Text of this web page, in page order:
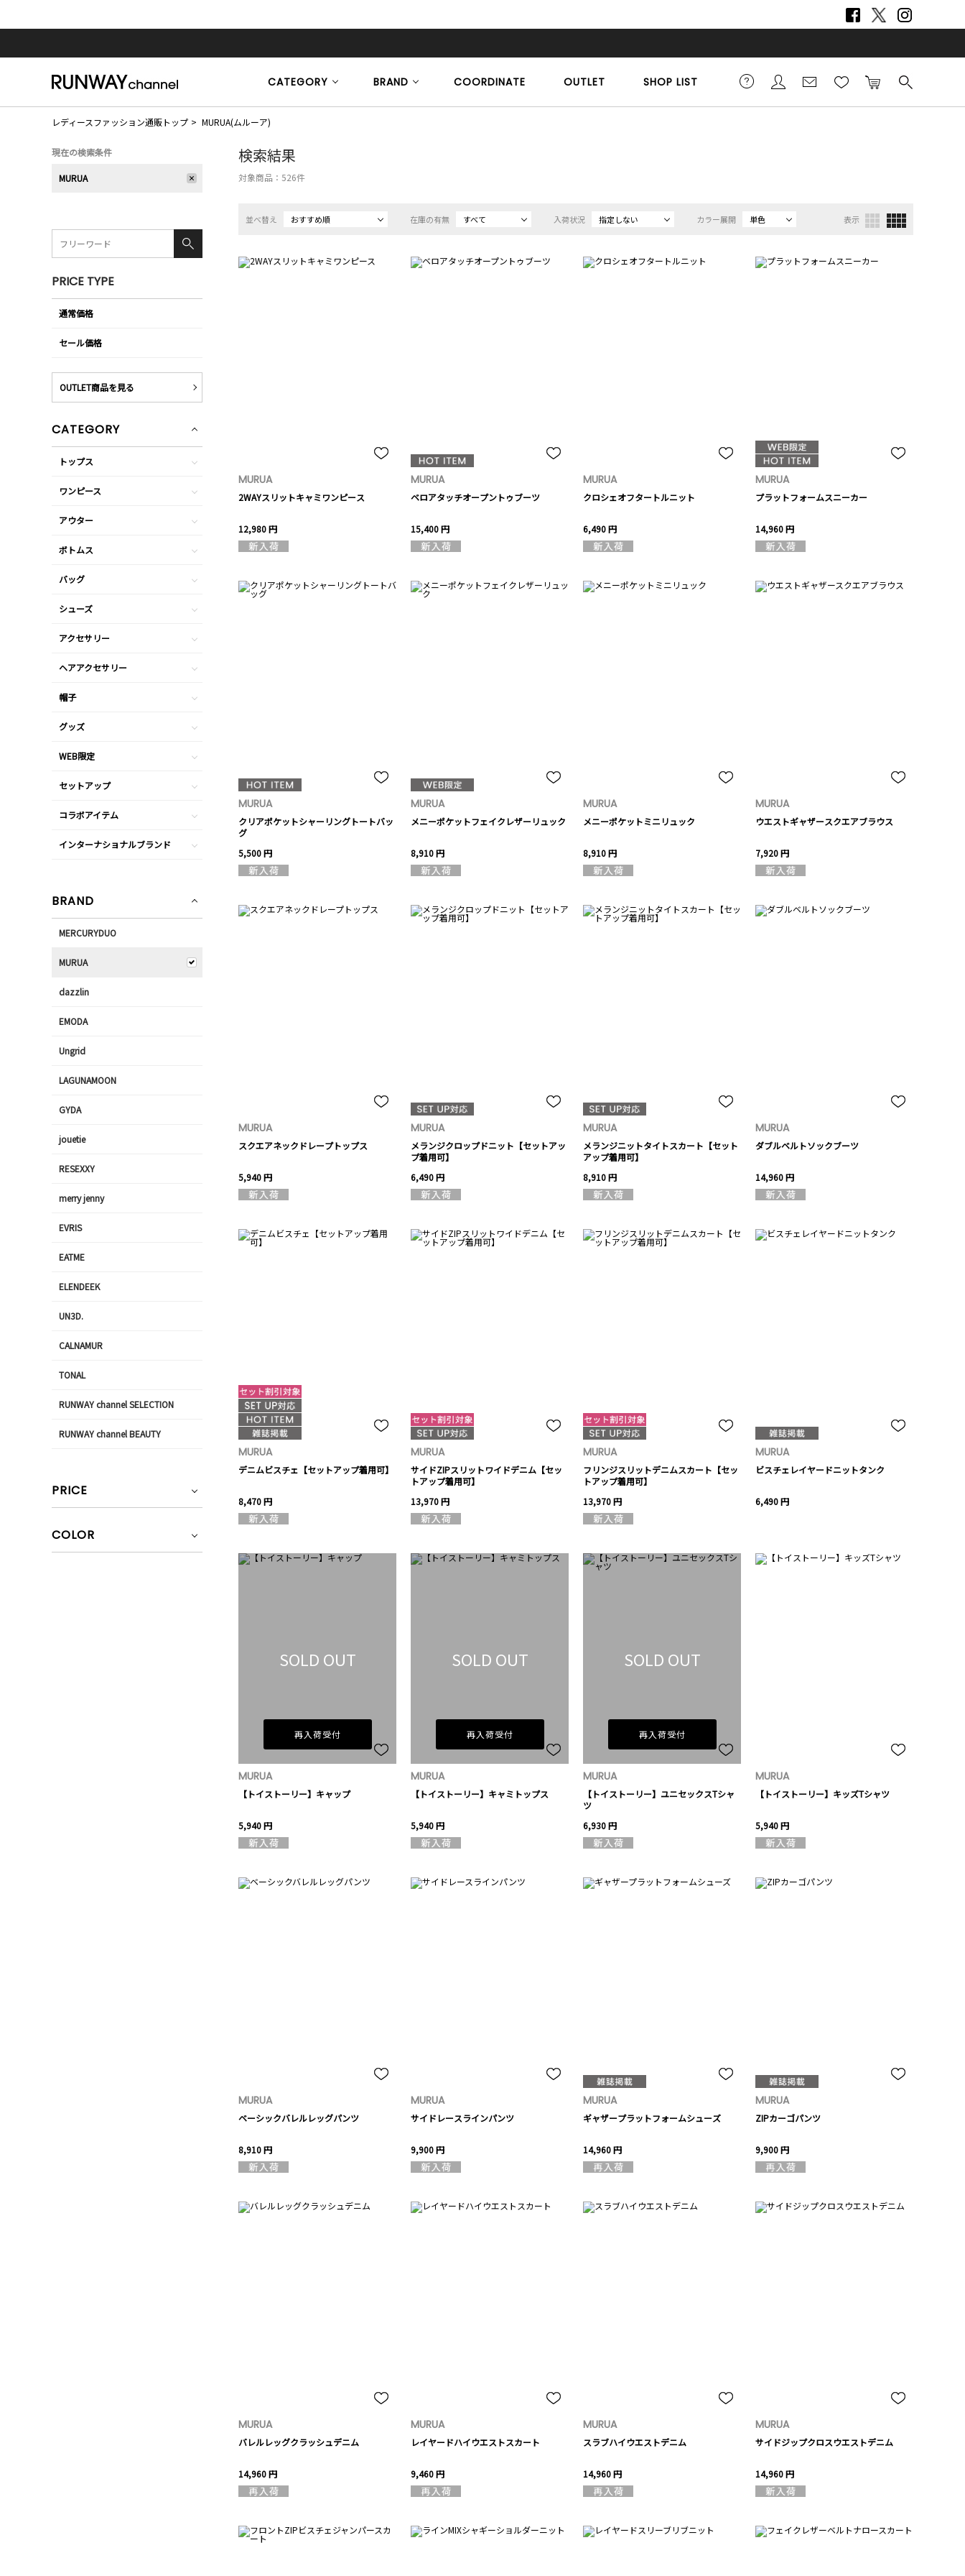
CATEGORY BRAND COORDINATE OUTLET SHOP LIST
レディースファッション通販トップ MURUA(ムルーア)
検索結果
対象商品： 526件
並べ替え おすすめ順 在庫の有無 すべて 入荷状況 指定しない カラー展開 単色 表示
MURUA
2WAYスリットキャミワンピース
12,980 円
MURUA
ベロアタッチオープントゥブーツ
15,400 円
MURUA
クロシェオフタートルニット
6,490 円
MURUA
プラットフォームスニーカー
14,960 円
MURUA
クリアポケットシャーリングトートバッ
グ
5,500 円
MURUA
メニーポケットフェイクレザーリュック
8,910 円
MURUA
メニーポケットミニリュック
8,910 円
MURUA
ウエストギャザースクエアブラウス
7,920 円
MURUA
スクエアネックドレープトップス
5,940 円
MURUA
メランジクロップドニット【セットアッ
プ着用可】
6,490 円
MURUA
メランジニットタイトスカート【セット
アップ着用可】
8,910 円
MURUA
ダブルベルトソックブーツ
14,960 円
MURUA
デニムビスチェ【セットアップ着用可】
8,470 円
MURUA
サイドZIPスリットワイドデニム【セッ
トアップ着用可】
13,970 円
MURUA
フリンジスリットデニムスカート【セッ
トアップ着用可】
13,970 円
MURUA
ビスチェレイヤードニットタンク
6,490 円
SOLD OUT
再入荷受付
MURUA
【トイストーリー】キャップ
5,940 円
SOLD OUT
再入荷受付
MURUA
【トイストーリー】キャミトップス
5,940 円
SOLD OUT
再入荷受付
MURUA
【トイストーリー】ユニセックスTシャ
ツ
6,930 円
MURUA
【トイストーリー】キッズTシャツ
5,940 円
MURUA
ベーシックバレルレッグパンツ
8,910 円
MURUA
サイドレースラインパンツ
9,900 円
MURUA
ギャザープラットフォームシューズ
14,960 円
MURUA
ZIPカーゴパンツ
9,900 円
MURUA
バレルレッグクラッシュデニム
14,960 円
MURUA
レイヤードハイウエストスカート
9,460 円
MURUA
スラブハイウエストデニム
14,960 円
MURUA
サイドジップクロスウエストデニム
14,960 円
現在の検索条件
MURUA
PRICE TYPE
通常価格
セール価格
OUTLET商品を見る
CATEGORY
トップス
ワンピース
アウター
ボトムス
バッグ
シューズ
アクセサリー
ヘアアクセサリー
帽子
グッズ
WEB限定
セットアップ
コラボアイテム
インターナショナルブランド
BRAND
MERCURYDUO
MURUA
dazzlin
EMODA
Ungrid
LAGUNAMOON
GYDA
jouetie
RESEXXY
merry jenny
EVRIS
EATME
ELENDEEK
UN3D.
CALNAMUR
TONAL
RUNWAY channel SELECTION
RUNWAY channel BEAUTY
PRICE
COLOR